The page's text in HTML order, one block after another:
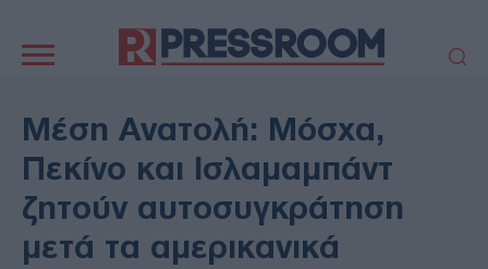
πλοήγηση
ΠΟΛΙΤΙΚΗ
ΤΟΥΡΚΙΑ
ΕΚΚΛΗΣΙΑ
ΑΜΥΝΑ
ΔΙΕΘΝΗ
ΚΥΠΡΟΣ
MEDIA
LIFESTYLE
Μέση Ανατολή: Μόσχα,
Πεκίνο και Ισλαμαμπάντ
ζητούν αυτοσυγκράτηση
μετά τα αμερικανικά